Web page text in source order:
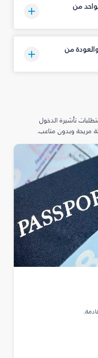
من
من
تأشيرة الدخول
مريحة وبدون متاعب.